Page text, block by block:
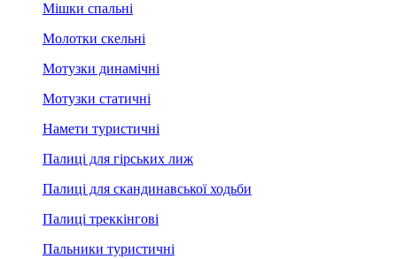
Мішки спальні
Молотки скельні
Мотузки динамічні
Мотузки статичні
Намети туристичні
Палиці для гірських лиж
Палиці для скандинавської ходьби
Палиці треккінгові
Пальники туристичні